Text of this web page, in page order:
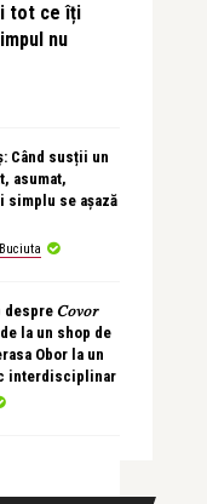
tot ce îți
nu
Când susții un
asumat,
simplu se așază
despre 𝐶𝑜𝑣𝑜𝑟
de la un shop de
Obor la un
interdisciplinar